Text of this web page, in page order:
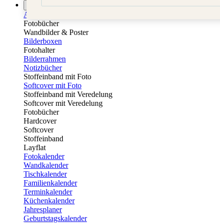
Fotogeschenke
Alle Fotogeschenke
Fotobücher
Wandbilder & Poster
Bilderboxen
Fotohalter
Bilderrahmen
Notizbücher
Stoffeinband mit Foto
Softcover mit Foto
Stoffeinband mit Veredelung
Softcover mit Veredelung
Fotobücher
Hardcover
Softcover
Stoffeinband
Layflat
Fotokalender
Wandkalender
Tischkalender
Familienkalender
Terminkalender
Küchenkalender
Jahresplaner
Geburtstagskalender